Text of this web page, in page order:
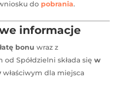
do pobrania.
informacje
bonu wraz z
Spółdzielni składa się w
właściwym dla miejsca